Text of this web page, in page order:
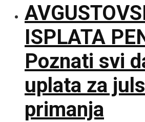
ISPLATA
Poznati svi
uplata za
primanja